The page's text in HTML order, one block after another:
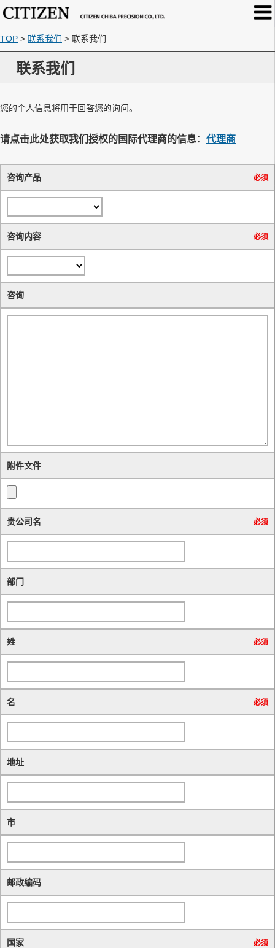
TOP > 联系我们 > 联系我们
联系我们
您的个人信息将用于回答您的询问。
请点击此处获取我们授权的国际代理商的信息： 代理商
咨询产品 必須
咨询内容 必須
咨询
附件文件
贵公司名 必須
部门
姓 必須
名 必須
地址
市
邮政编码
国家 必須